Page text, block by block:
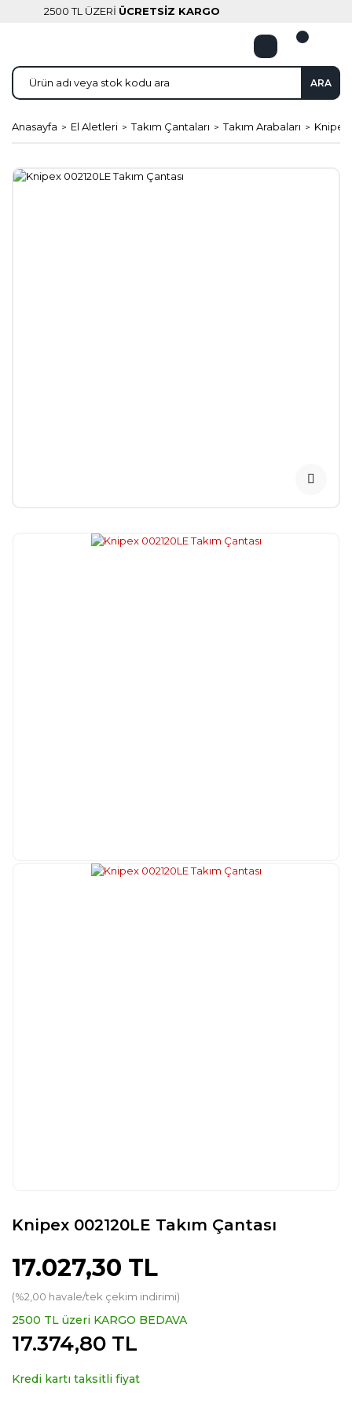
2500 TL ÜZERİ ÜCRETSİZ KARGO
ARA
Anasayfa El Aletleri Takım Çantaları Takım Arabaları Knipex
Knipex 002120LE Takım Çantası
17.027,30 TL
(%2,00 havale/tek çekim indirimi)
2500 TL üzeri KARGO BEDAVA
17.374,80 TL
Kredi kartı taksitli fiyat